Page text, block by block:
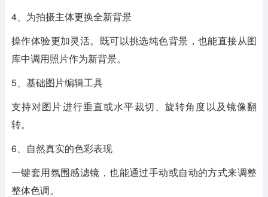
4、为拍摄主体更换全新背景
操作体验更加灵活。既可以挑选纯色背景，也能直接从图
库中调用照片作为新背景。
5、基础图片编辑工具
支持对图片进行垂直或水平裁切、旋转角度以及镜像翻
转。
6、自然真实的色彩表现
一键套用氛围感滤镜，也能通过手动或自动的方式来调整
整体色调。